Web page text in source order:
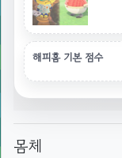
해피홈 기본 점수
몸체